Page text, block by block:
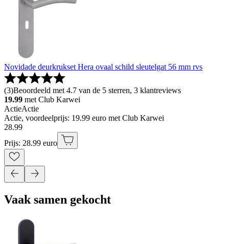
Novidade deurkrukset Hera ovaal schild sleutelgat 56 mm rvs
(3)Beoordeeld met 4.7 van de 5 sterren, 3 klantreviews
19.99 met Club Karwei
ActieActie
Actie, voordeelprijs: 19.99 euro met Club Karwei
28.99
Prijs: 28.99 euro
Vaak samen gekocht